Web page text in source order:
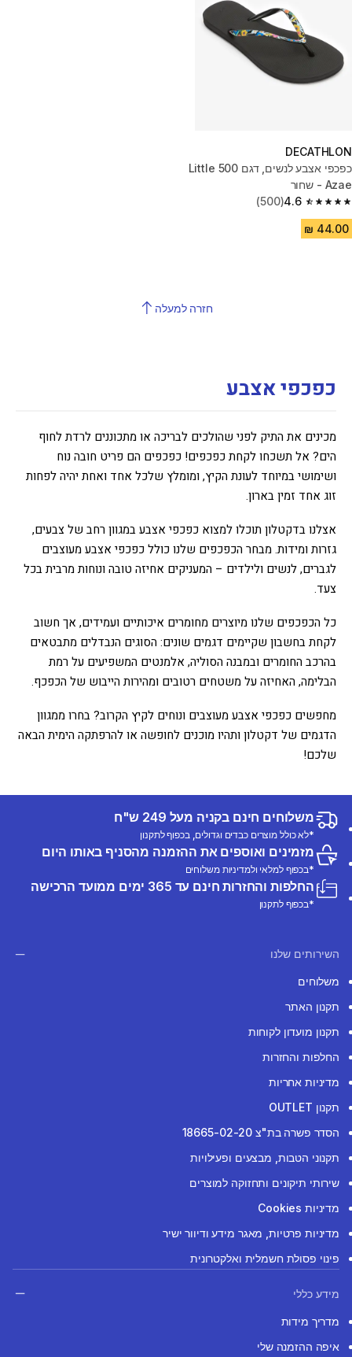
DECATHLON
כפכפי אצבע לנשים, דגם 500 Little
Azae - שחור
4.6
4.6 out of 5 stars from 500 reviews
(500)
חזרה למעלה
כפכפי אצבע
מכינים את התיק לפני שהולכים לבריכה או מתכוננים לרדת לחוף
הים? אל תשכחו לקחת כפכפים! כפכפים הם פריט חובה נוח
ושימושי במיוחד לעונת הקיץ, ומומלץ שלכל אחד ואחת יהיה לפחות
זוג אחד זמין בארון.
אצלנו בדקטלון תוכלו למצוא כפכפי אצבע במגוון רחב של צבעים,
גזרות ומידות. מבחר הכפכפים שלנו כולל כפכפי אצבע מעוצבים
לגברים, לנשים ולילדים – המעניקים אחיזה טובה ונוחות מרבית בכל
צעד.
כל הכפכפים שלנו מיוצרים מחומרים איכותיים ועמידים, אך חשוב
לקחת בחשבון שקיימים דגמים שונים: הסוגים הנבדלים מתבטאים
בהרכב החומרים ובמבנה הסוליה, אלמנטים המשפיעים על רמת
הבלימה, האחיזה על משטחים רטובים ומהירות הייבוש של הכפכף.
מחפשים כפכפי אצבע מעוצבים ונוחים לקיץ הקרוב? בחרו ממגוון
הדגמים של דקטלון ותהיו מוכנים לחופשה או להרפתקה הימית הבאה
שלכם!
משלוחים חינם בקניה מעל 249 ש"ח
*לא כולל מוצרים כבדים וגדולים, בכפוף לתקנון
מזמינים ואוספים את ההזמנה מהסניף באותו היום
*בכפוף למלאי ולמדיניות משלוחים
החלפות והחזרות חינם עד 365 ימים ממועד הרכישה
*בכפוף לתקנון
השירותים שלנו
משלוחים
תקנון האתר
תקנון מועדון לקוחות
החלפות והחזרות
מדיניות אחריות
תקנון OUTLET
הסדר פשרה בת"צ 18665-02-20
תקנוני הטבות, מבצעים ופעילויות
שירותי תיקונים ותחזוקה למוצרים
מדיניות Cookies
מדיניות פרטיות, מאגר מידע ודיוור ישיר
פינוי פסולת חשמלית ואלקטרונית
מידע כללי
מדריך מידות
איפה ההזמנה שלי